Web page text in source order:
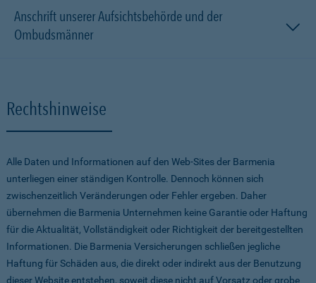
Anschrift unserer Aufsichtsbehörde und der
Ombudsmänner
Rechtshinweise
Alle Daten und Informationen auf den Web-Sites der Barmenia
unterliegen einer ständigen Kontrolle. Dennoch können sich
zwischenzeitlich Veränderungen oder Fehler ergeben. Daher
übernehmen die Barmenia Unternehmen keine Garantie oder Haftung
für die Aktualität, Vollständigkeit oder Richtigkeit der bereitgestellten
Informationen. Die Barmenia Versicherungen schließen jegliche
Haftung für Schäden aus, die direkt oder indirekt aus der Benutzung
dieser Website entstehen, soweit diese nicht auf Vorsatz oder grobe